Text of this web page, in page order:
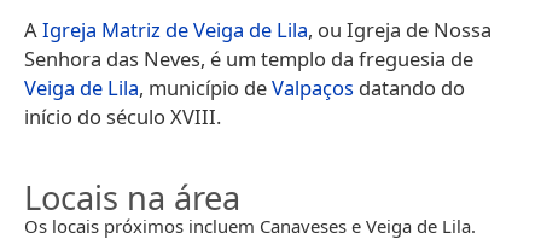
AIgreja Matriz de Veiga de Lila, ou Igreja de Nossa
Senhora das Neves, é um templo da freguesia de
Veiga de Lila, município deValpaços datando do
início do século XVIII.
Locais na área
Os locais próximos incluem Canaveses e Veiga de Lila.